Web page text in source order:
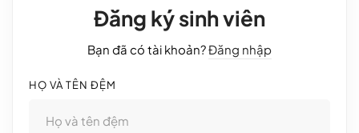
Đăng ký sinh viên
Bạn đã có tài khoản?Đăng nhập
HỌ VÀ TÊN ĐỆM